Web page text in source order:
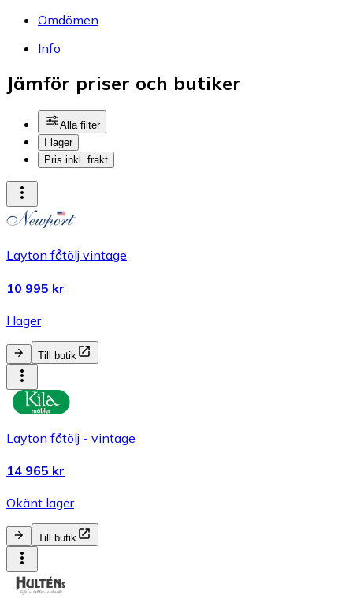
Omdömen
Info
Jämför priser och butiker
Alla filter
I lager
Pris inkl. frakt
Layton fåtölj vintage
10 995 kr
I lager
Till butik
Layton fåtölj - vintage
14 965 kr
Okänt lager
Till butik